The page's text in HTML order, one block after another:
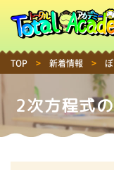
TOP > 新着情報 >
2次方程式